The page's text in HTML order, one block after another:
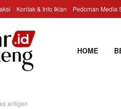
Kontak & Info Iklan Pedoman Media
HOME
antigen